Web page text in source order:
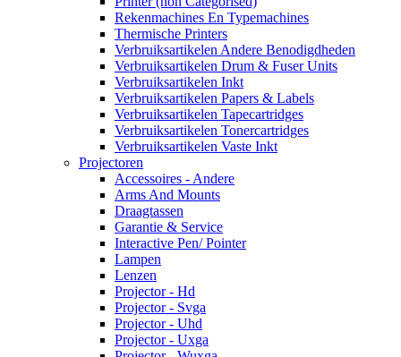
Rekenmachines En Typemachines
Thermische Printers
Verbruiksartikelen Andere Benodigdheden
Verbruiksartikelen Drum & Fuser Units
Verbruiksartikelen Inkt
Verbruiksartikelen Papers & Labels
Verbruiksartikelen Tapecartridges
Verbruiksartikelen Tonercartridges
Verbruiksartikelen Vaste Inkt
Projectoren
Accessoires - Andere
Arms And Mounts
Draagtassen
Garantie & Service
Interactive Pen/ Pointer
Lampen
Lenzen
Projector - Hd
Projector - Svga
Projector - Uhd
Projector - Uxga